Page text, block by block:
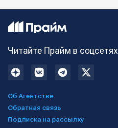
Читайте Прайм в соцсетях
Об Агентстве
Обратная связь
Подписка на рассылку